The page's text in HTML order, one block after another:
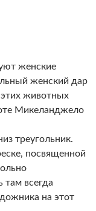
женские
женский дар
животных
Микеланджело
треугольник.
посвященной
там всегда
на этот